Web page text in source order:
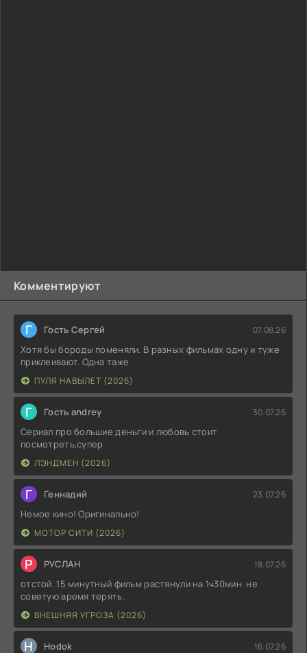
Комментируют
Г Гость Сергей 07.08.26
Хотя бы бороды поменяли. В разных фильмах одну и туже
приклеивают. Одна таже
ПУЛЯ НАВЫЛЕТ (2026)
Г Гость andrey 30.07.26
Сериал про большие деньги и любовь стоит
посмотреть,супер
ЛЭНДМЕН (2026)
Г Геннадий 23.07.26
Немое кино! Оригинально!
МОТОР СИТИ (2026)
Р РУСЛАН 18.07.26
отстой. 15 минутный фильм растянули на 1ч30мин. не
советую время терять.
ВНЕШНЯЯ УГРОЗА (2026)
H Hodok 16.07.26